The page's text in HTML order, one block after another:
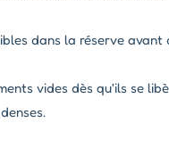
dans la réserve
vides dès qu'ils se